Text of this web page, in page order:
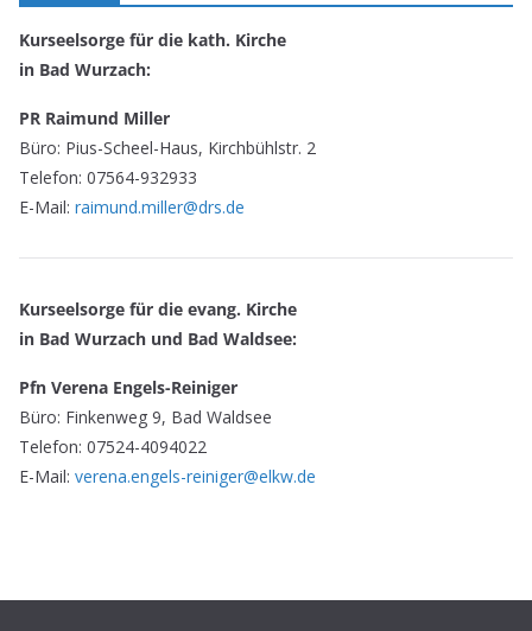
Kurseelsorge für die kath. Kirche
in Bad Wurzach:
PR Raimund Miller
Büro: Pius-Scheel-Haus, Kirchbühlstr. 2
Telefon: 07564-932933
E-Mail: raimund.miller@drs.de
Kurseelsorge für die evang. Kirche
in Bad Wurzach und Bad Waldsee:
Pfn Verena Engels-Reiniger
Büro: Finkenweg 9, Bad Waldsee
Telefon: 07524-4094022
E-Mail: verena.engels-reiniger@elkw.de